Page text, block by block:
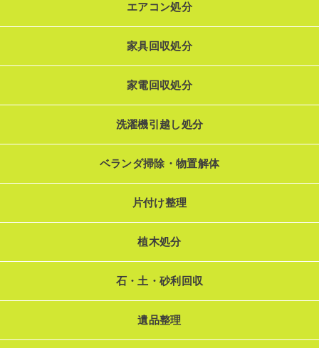
エアコン処分
家具回収処分
家電回収処分
洗濯機引越し処分
ベランダ掃除・物置解体
片付け整理
植木処分
石・土・砂利回収
遺品整理